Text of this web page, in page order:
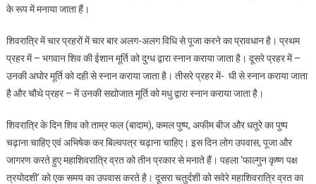
के रूप में मनाया जाता हैं।
शिवरात्रि में चार प्रहरों में चार बार अलग-अलग विधि से पूजा करने का प्रावधान है। प्रथम
प्रहर में – भगवान शिव की ईशान मूर्ति को दुग्ध द्वारा स्नान कराया जाता है। दूसरे प्रहर में –
उनकी अघोर मूर्ति को दही से स्नान कराया जाता है। तीसरे प्रहर में- घी से स्नान कराया जाता
है और चौथे प्रहर – में उनकी सद्योजात मूर्ति को मधु द्वारा स्नान कराया जाता है।
शिवरात्रि के दिन शिव को ताम्र फल (बादाम), कमल पुष्प, अफीम बीज और धतूरे का पुष्प
चढ़ाना चाहिए एवं अभिषेक कर बिल्वपत्र चढ़ाना चाहिए। इस दिन लोग उपवास, पूजा और
जागरण करते हुए महाशिवरात्रि व्रत को तीन प्रकार से मनाते हैं। पहला ‘फाल्गुन कृष्ण पक्ष
त्रयोदशी’ को एक समय का उपवास करते है। दूसरा चतुर्दशी को सवेरे महाशिवरात्रि व्रत का